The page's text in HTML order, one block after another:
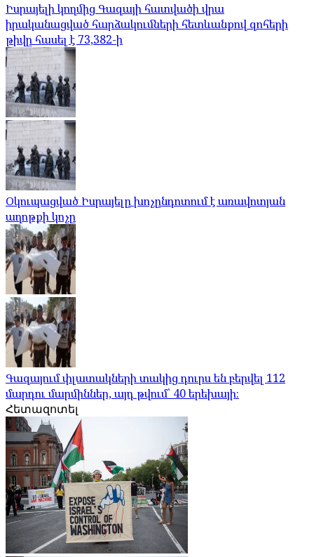
Իսրայելի կողմից Գազայի հատվածի վրա
իրականացված հարձակումների հետևանքով զոհերի
թիվը հասել է 73,382-ի
Օկուպացված Իսրայելը խոչընդոտում է առավոտյան
աղոթքի կոչը
Գազայում փլատակների տակից դուրս են բերվել 112
մարդու մարմիններ, այդ թվում՝ 40 երեխայի։
Հետազոտել